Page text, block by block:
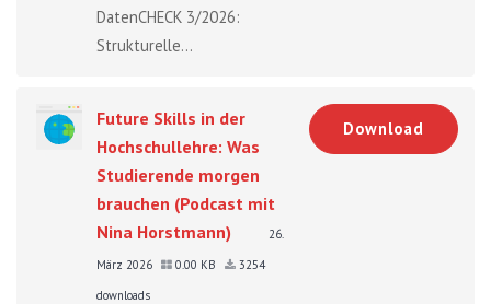
DatenCHECK 3/2026:
Strukturelle...
Future Skills in der
Hochschullehre: Was
Studierende morgen
brauchen (Podcast mit
Nina Horstmann)
26.
März 2026
0.00 KB
3254
downloads
Download